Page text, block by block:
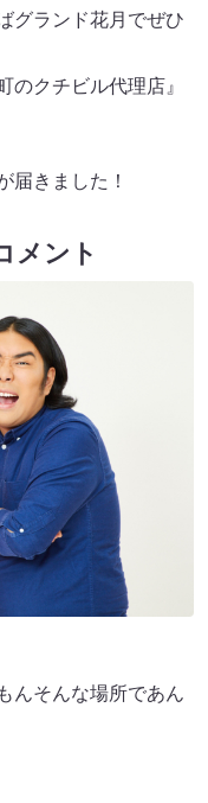
グランド花月でぜひ
のクチビル代理店』
届きました！
メント
んそんな場所であん